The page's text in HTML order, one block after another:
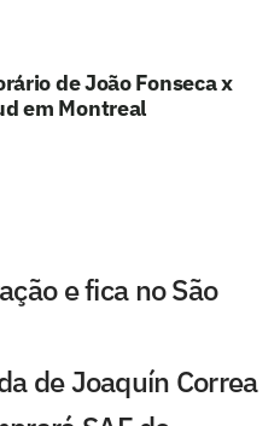
de João Fonseca x
em Montreal
e fica no São
de Joaquín Correa